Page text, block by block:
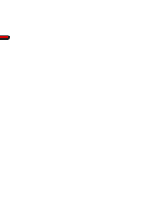
Поиск